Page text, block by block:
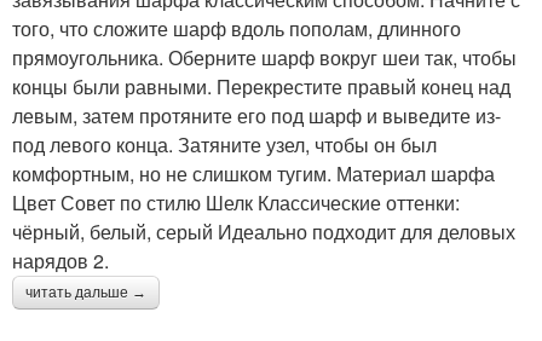
того, что сложите шарф вдоль пополам, длинного
прямоугольника. Оберните шарф вокруг шеи так, чтобы
концы были равными. Перекрестите правый конец над
левым, затем протяните его под шарф и выведите из-
под левого конца. Затяните узел, чтобы он был
комфортным, но не слишком тугим. Материал шарфа
Цвет Совет по стилю Шелк Классические оттенки:
чёрный, белый, серый Идеально подходит для деловых
нарядов 2.
читать дальше →